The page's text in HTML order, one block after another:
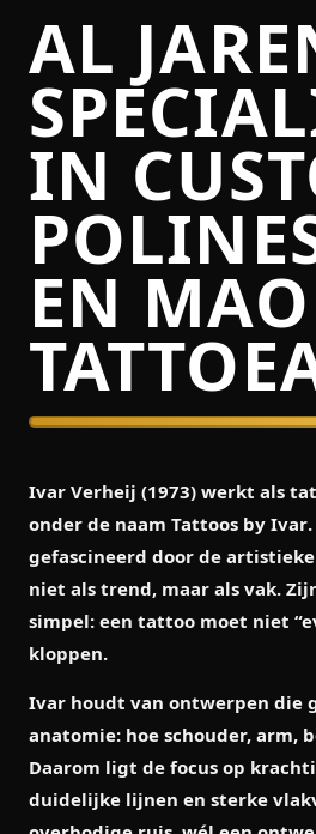
AL
IN
EN
Ivar Verheij (1973) werkt als
onder de naam Tattoos by Ivar
gefascineerd door de
niet als trend, maar als vak.
simpel: een tattoo moet niet
kloppen.
Ivar houdt van ontwerpen die
anatomie: hoe schouder, arm,
Daarom ligt de focus op
duidelijke lijnen en sterke